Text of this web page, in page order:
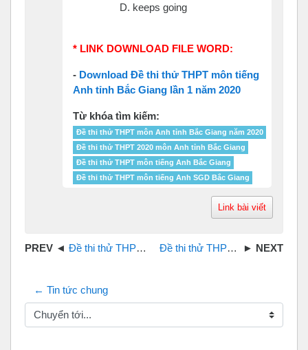
D. keeps going
* LINK DOWNLOAD FILE WORD:
- Download Đề thi thử THPT môn tiếng
Anh tỉnh Bắc Giang lần 1 năm 2020
Từ khóa tìm kiếm:
Đề thi thử THPT môn Anh tỉnh Bắc Giang năm 2020
Đề thi thử THPT 2020 môn Anh tỉnh Bắc Giang
Đề thi thử THPT môn tiếng Anh Bắc Giang
Đề thi thử THPT môn tiếng Anh SGD Bắc Giang
Link bài viết
Đề thi thử THPT 2019 môn Tiếng Anh tỉnh Long An Đề thi thử THPT 2020 môn Anh SGD tỉnh Hưng Yên file word
← Tin tức chung
Chuyển tới...